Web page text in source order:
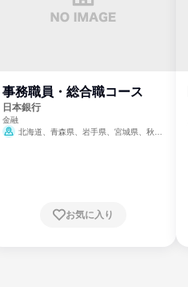
事務職員・総合職コース
日本銀行
金融
北海道、青森県、岩手県、宮城県、秋田
崎県、熊本県、大分県、宮崎県、鹿児島県、
お気に入り